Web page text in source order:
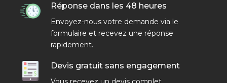
Réponse dans les 48 heures
Envoyez-nous votre demande via le
formulaire et recevez une réponse
rapidement.
Devis gratuit sans engagement